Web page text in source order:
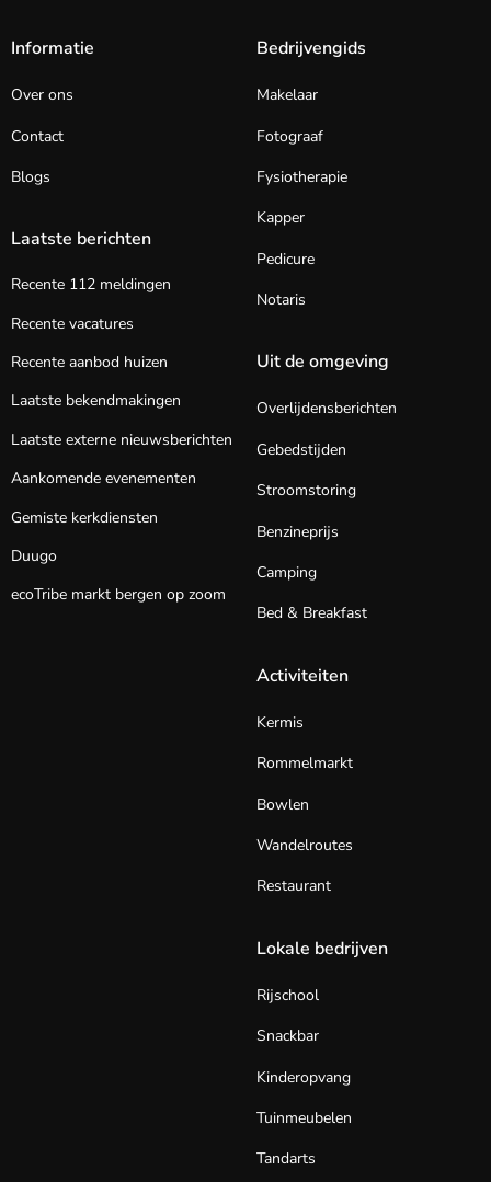
Informatie
Over ons
Contact
Blogs
Laatste berichten
Recente 112 meldingen
Recente vacatures
Recente aanbod huizen
Laatste bekendmakingen
Laatste externe nieuwsberichten
Aankomende evenementen
Gemiste kerkdiensten
Duugo
ecoTribe markt bergen op zoom
Bedrijvengids
Makelaar
Fotograaf
Fysiotherapie
Kapper
Pedicure
Notaris
Uit de omgeving
Overlijdensberichten
Gebedstijden
Stroomstoring
Benzineprijs
Camping
Bed & Breakfast
Activiteiten
Kermis
Rommelmarkt
Bowlen
Wandelroutes
Restaurant
Lokale bedrijven
Rijschool
Snackbar
Kinderopvang
Tuinmeubelen
Tandarts